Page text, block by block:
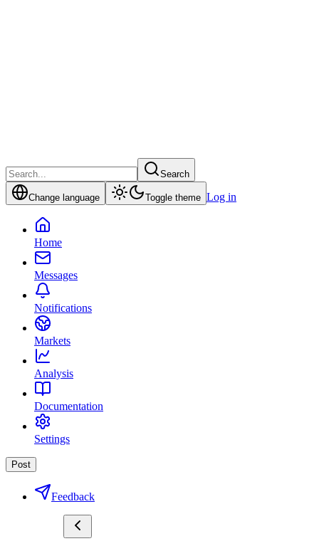
Search
Change language Toggle theme Log in
Home
Messages
Notifications
Markets
Analysis
Documentation
Settings
Post
Feedback